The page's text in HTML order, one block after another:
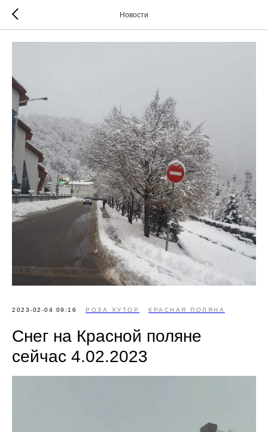
Новости
2023-02-04 09:16 РОЗА ХУТОР КРАСНАЯ ПОЛЯНА
Снег на Красной поляне
сейчас 4.02.2023